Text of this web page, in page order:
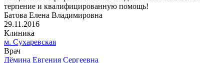
терпение и квалифицированную помощь!
Батова Елена Владимировна
29.11.2016
Клиника
м. Сухаревская
Врач
Дёмина Евгения Сергеевна